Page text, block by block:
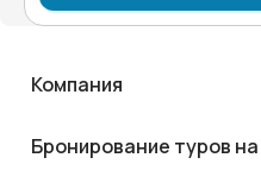
Компания
Бронирование туров